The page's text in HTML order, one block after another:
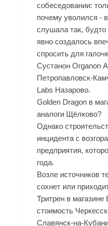
собеседовании:
почему уволился -
слушала так, будто
явно создалось
спросить для
Сустанон Organon
Петропавловск-
Labs Назарово.
Golden Dragon в
аналоги Щёлково?
Однако
инцидента с
предприятия,
года.
Возле источников
сохнет или
Тритрен в
стоимость
Славянск-на-